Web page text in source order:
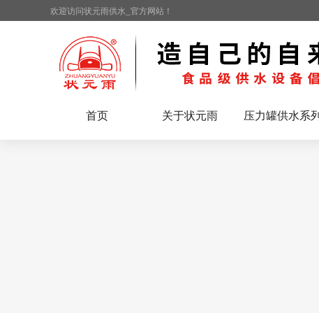
欢迎访问状元雨供水_官方网站！
首页 关于状元雨 压力罐供水系